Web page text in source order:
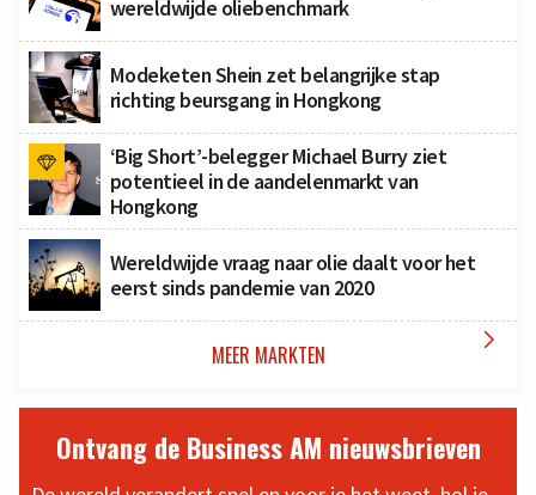
wereldwijde oliebenchmark
Modeketen Shein zet belangrijke stap
richting beursgang in Hongkong
‘Big Short’-belegger Michael Burry ziet
potentieel in de aandelenmarkt van
Hongkong
Wereldwijde vraag naar olie daalt voor het
eerst sinds pandemie van 2020
MEER MARKTEN 
Ontvang de Business AM nieuwsbrieven